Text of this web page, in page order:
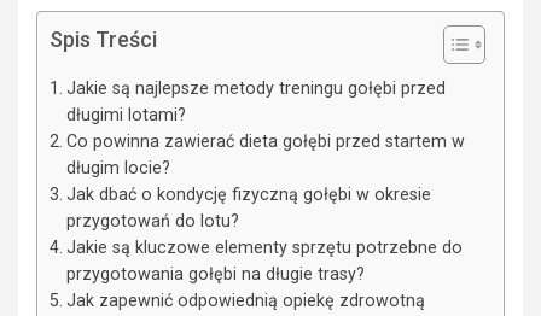
Spis Treści
Jakie są najlepsze metody treningu gołębi przed
długimi lotami?
Co powinna zawierać dieta gołębi przed startem w
długim locie?
Jak dbać o kondycję fizyczną gołębi w okresie
przygotowań do lotu?
Jakie są kluczowe elementy sprzętu potrzebne do
przygotowania gołębi na długie trasy?
Jak zapewnić odpowiednią opiekę zdrowotną